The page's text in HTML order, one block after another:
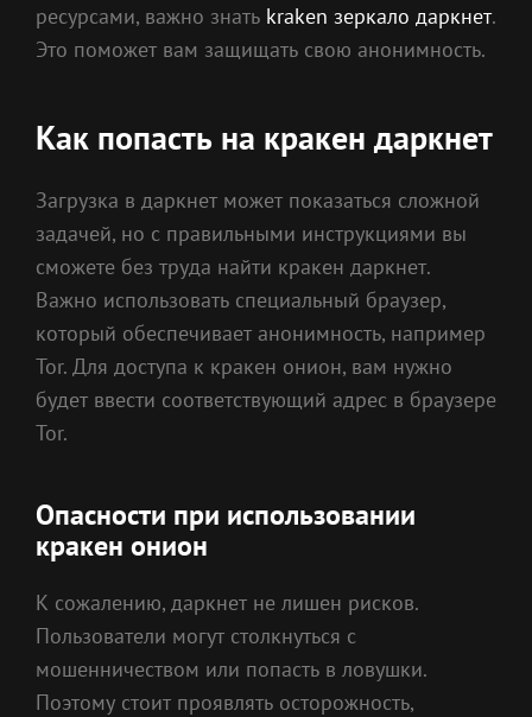
ресурсами, важно знать kraken зеркало даркнет.
Это поможет вам защищать свою анонимность.
Как попасть на кракен даркнет
Загрузка в даркнет может показаться сложной
задачей, но с правильными инструкциями вы
сможете без труда найти кракен даркнет.
Важно использовать специальный браузер,
который обеспечивает анонимность, например
Tor. Для доступа к кракен онион, вам нужно
будет ввести соответствующий адрес в браузере
Tor.
Опасности при использовании
кракен онион
К сожалению, даркнет не лишен рисков.
Пользователи могут столкнуться с
мошенничеством или попасть в ловушки.
Поэтому стоит проявлять осторожность,